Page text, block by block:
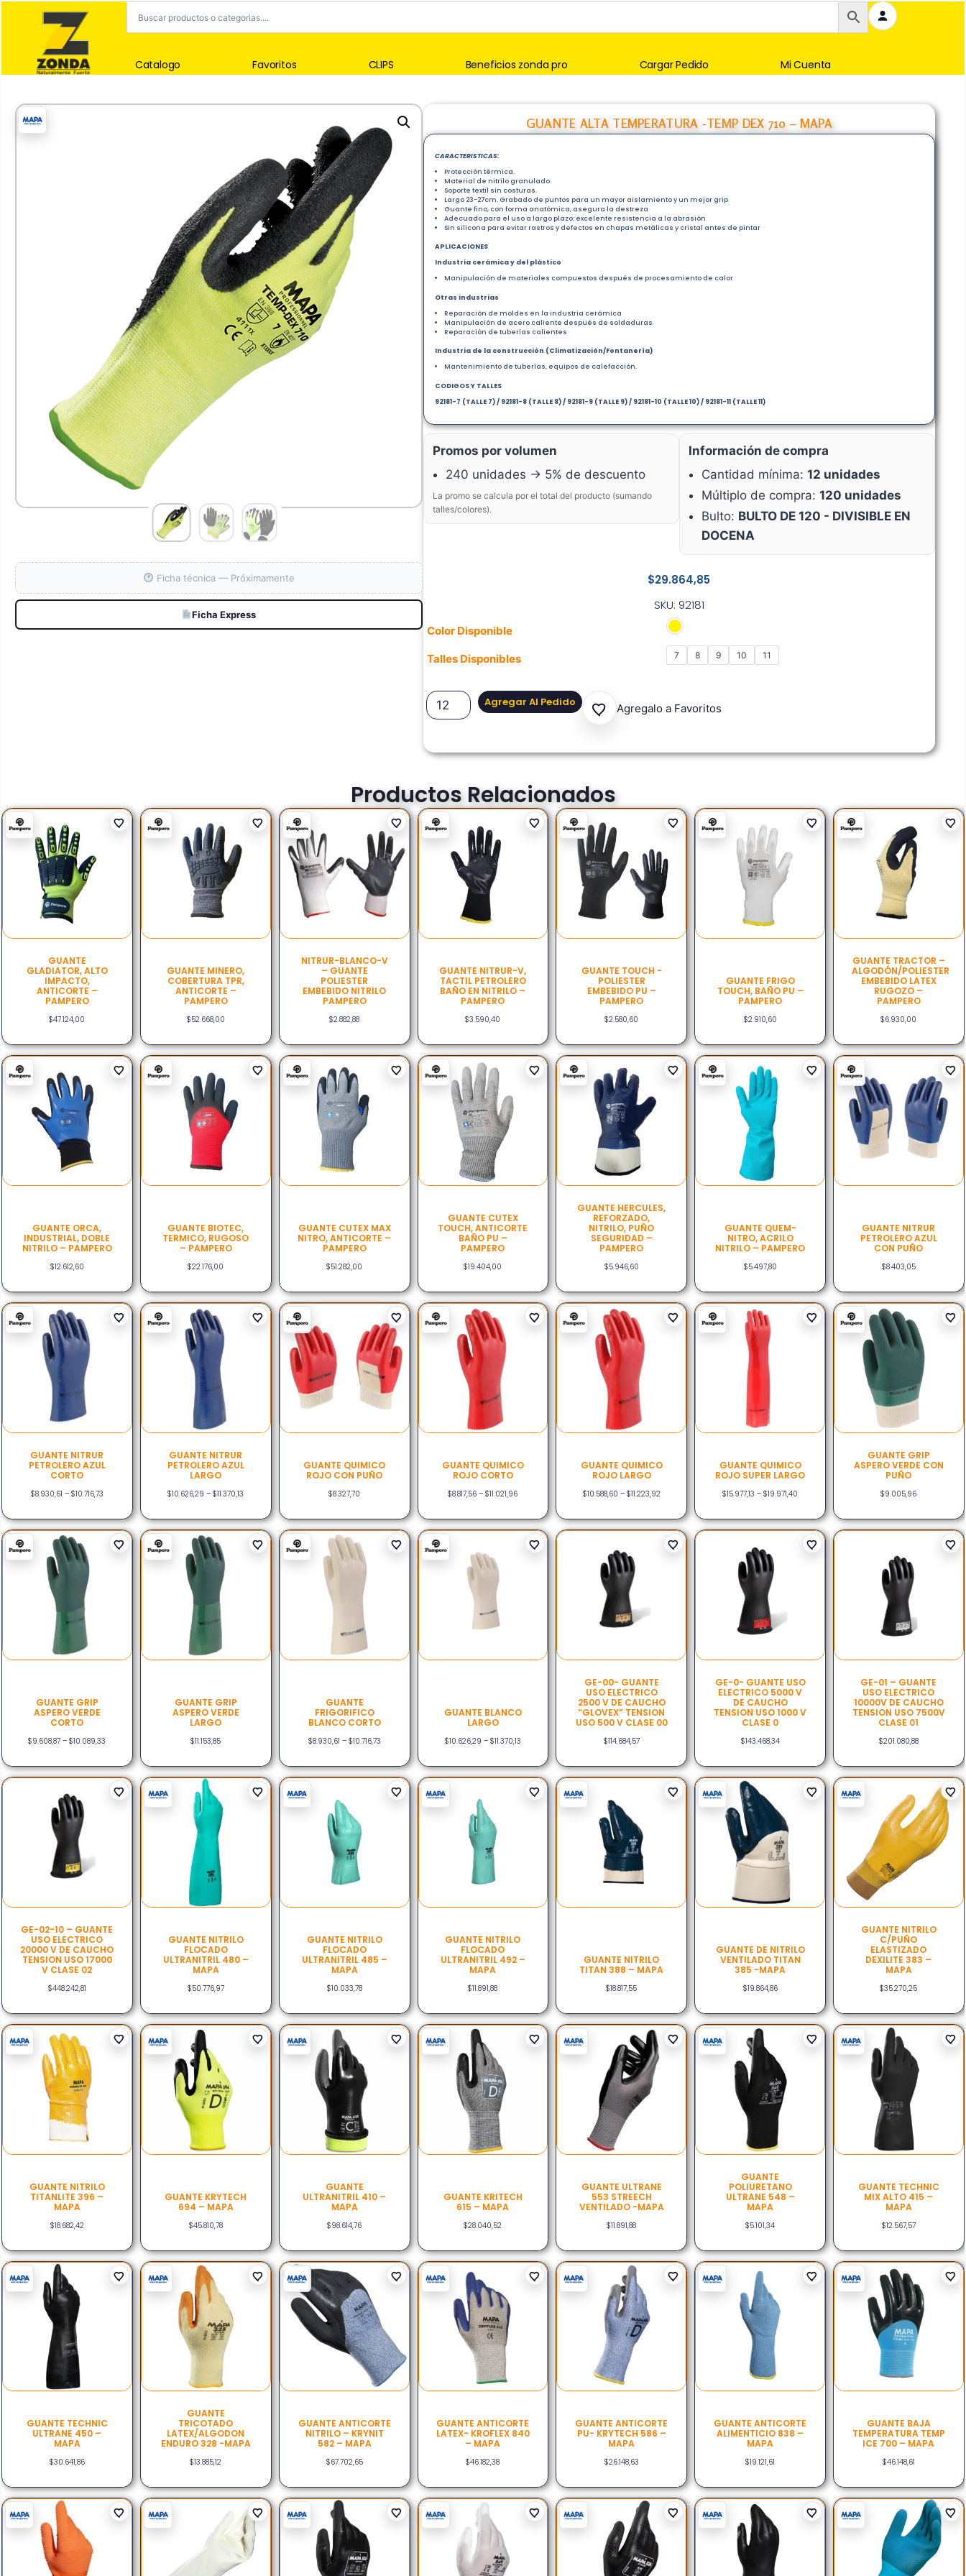
Catalogo Favoritos CLIPS Beneficios zonda pro Cargar Pedido Mi Cuenta
GUANTE ALTA TEMPERATURA -TEMP DEX 710 – MAPA
$29.864,85
CARACTERISTICAS:
Protección térmica.
Material de nitrilo granulado.
Soporte textil sin costuras.
Largo 23-27cm. Grabado de puntos para un mayor aislamiento y un mejor grip
Guante fino, con forma anatómica, asegura la destreza
Adecuado para el uso a largo plazo: excelente resistencia a la abrasión
Sin silicona para evitar rastros y defectos en chapas metálicas y cristal antes de pintar
APLICACIONES
Industria cerámica y del plástico
Manipulación de materiales compuestos después de procesamiento de calor
Otras industrias
Reparación de moldes en la industria cerámica
Manipulación de acero caliente después de soldaduras
Reparación de tuberías calientes
Industria de la construcción (Climatización/Fontanería)
Mantenimiento de tuberías, equipos de calefacción.
CODIGOS Y TALLES
92181-7 (TALLE 7) / 92181-8 (TALLE 8) / 92181-9 (TALLE 9) / 92181-10 (TALLE 10) / 92181-11 (TALLE 11)
SKU: 92181
Color Disponible
Talles Disponibles 7 8 9 10 11
Agregar Al Pedido Agregalo a Favoritos
Promos por volumen
240 unidades → 5% de descuento
La promo se calcula por el total del producto (sumando
talles/colores).
Información de compra
Cantidad mínima: 12 unidades
Múltiplo de compra: 120 unidades
Bulto: BULTO DE 120 - DIVISIBLE EN
DOCENA
Ficha técnica — Próximamente
Ficha Express
Productos Relacionados
GUANTE
GLADIATOR, ALTO
IMPACTO,
ANTICORTE –
PAMPERO
$47.124,00
GUANTE MINERO,
COBERTURA TPR,
ANTICORTE –
PAMPERO
$52.668,00
NITRUR-BLANCO-V
– GUANTE
POLIESTER
EMBEBIDO NITRILO
PAMPERO
$2.882,88
GUANTE NITRUR-V,
TACTIL PETROLERO
BAÑO EN NITRILO –
PAMPERO
$3.590,40
GUANTE TOUCH -
POLIESTER
EMBEBIDO PU –
PAMPERO
$2.580,60
GUANTE FRIGO
TOUCH, BAÑO PU –
PAMPERO
$2.910,60
GUANTE TRACTOR –
ALGODÓN/POLIESTER
EMBEBIDO LATEX
RUGOZO –
PAMPERO
$6.930,00
GUANTE ORCA,
INDUSTRIAL, DOBLE
NITRILO – PAMPERO
$12.612,60
GUANTE BIOTEC,
TERMICO, RUGOSO
– PAMPERO
$22.176,00
GUANTE CUTEX MAX
NITRO, ANTICORTE –
PAMPERO
$51.282,00
GUANTE CUTEX
TOUCH, ANTICORTE
BAÑO PU –
PAMPERO
$19.404,00
GUANTE HERCULES,
REFORZADO,
NITRILO, PUÑO
SEGURIDAD –
PAMPERO
$5.946,60
GUANTE QUEM-
NITRO, ACRILO
NITRILO – PAMPERO
$5.497,80
GUANTE NITRUR
PETROLERO AZUL
CON PUÑO
$8.403,05
GUANTE NITRUR
PETROLERO AZUL
CORTO
$8.930,61 – $10.716,73
GUANTE NITRUR
PETROLERO AZUL
LARGO
$10.626,29 – $11.370,13
GUANTE QUIMICO
ROJO CON PUÑO
$8.327,70
GUANTE QUIMICO
ROJO CORTO
$8.817,56 – $11.021,96
GUANTE QUIMICO
ROJO LARGO
$10.588,60 – $11.223,92
GUANTE QUIMICO
ROJO SUPER LARGO
$15.977,13 – $19.971,40
GUANTE GRIP
ASPERO VERDE CON
PUÑO
$9.005,96
GUANTE GRIP
ASPERO VERDE
CORTO
$9.608,87 – $10.089,33
GUANTE GRIP
ASPERO VERDE
LARGO
$11.153,85
GUANTE
FRIGORIFICO
BLANCO CORTO
$8.930,61 – $10.716,73
GUANTE BLANCO
LARGO
$10.626,29 – $11.370,13
GE-00- GUANTE
USO ELECTRICO
2500 V DE CAUCHO
“GLOVEX” TENSION
USO 500 V CLASE 00
$114.684,57
GE-0- GUANTE USO
ELECTRICO 5000 V
DE CAUCHO
TENSION USO 1000 V
CLASE 0
$143.468,34
GE-01 – GUANTE
USO ELECTRICO
10000V DE CAUCHO
TENSION USO 7500V
CLASE 01
$201.080,88
GE-02-10 – GUANTE
USO ELECTRICO
20000 V DE CAUCHO
TENSION USO 17000
V CLASE 02
$448.242,81
GUANTE NITRILO
FLOCADO
ULTRANITRIL 480 –
MAPA
$50.776,97
GUANTE NITRILO
FLOCADO
ULTRANITRIL 485 –
MAPA
$10.033,78
GUANTE NITRILO
FLOCADO
ULTRANITRIL 492 –
MAPA
$11.891,88
GUANTE NITRILO
TITAN 388 – MAPA
$18.817,55
GUANTE DE NITRILO
VENTILADO TITAN
385 -MAPA
$19.864,86
GUANTE NITRILO
C/PUÑO
ELASTIZADO
DEXILITE 383 –
MAPA
$35.270,25
GUANTE NITRILO
TITANLITE 396 –
MAPA
$18.682,42
GUANTE KRYTECH
694 – MAPA
$45.810,78
GUANTE
ULTRANITRIL 410 –
MAPA
$98.614,76
GUANTE KRITECH
615 – MAPA
$28.040,52
GUANTE ULTRANE
553 STREECH
VENTILADO -MAPA
$11.891,88
GUANTE
POLIURETANO
ULTRANE 548 –
MAPA
$5.101,34
GUANTE TECHNIC
MIX ALTO 415 –
MAPA
$12.567,57
GUANTE TECHNIC
ULTRANE 450 –
MAPA
$30.641,86
GUANTE
TRICOTADO
LATEX/ALGODON
ENDURO 328 -MAPA
$13.885,12
GUANTE ANTICORTE
NITRILO – KRYNIT
582 – MAPA
$67.702,65
GUANTE ANTICORTE
LATEX- KROFLEX 840
– MAPA
$46.182,38
GUANTE ANTICORTE
PU- KRYTECH 586 –
MAPA
$26.148,63
GUANTE ANTICORTE
ALIMENTICIO 838 –
MAPA
$19.121,61
GUANTE BAJA
TEMPERATURA TEMP
ICE 700 – MAPA
$46.148,61